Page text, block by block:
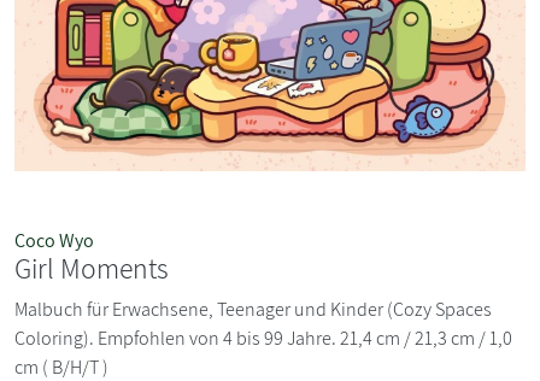
Coco Wyo
Girl Moments
Malbuch für Erwachsene, Teenager und Kinder (Cozy Spaces
Coloring). Empfohlen von 4 bis 99 Jahre. 21,4 cm / 21,3 cm / 1,0
cm ( B/H/T )